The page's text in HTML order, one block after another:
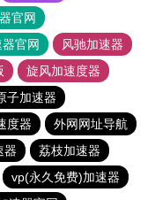
官网
官网
风驰加速器
旋风加速度器
子加速器
度器
外网网址导航
器
荔枝加速器
vp(永久免费)加速器